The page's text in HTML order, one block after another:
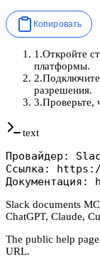
Копировать
1 .Откройте
платформы.
2.
разрешения.
3.Проверьте,
text
Провайдер:
Ссылка:
Slack documents
ChatGPT, Claude,
The public help
URL.